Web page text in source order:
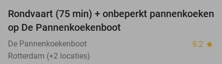
30%
Rondvaart (75 min) + onbeperkt pannenkoeken
op De Pannenkoekenboot
De Pannenkoekenboot 9.2 star
Rotterdam (+2 locaties)